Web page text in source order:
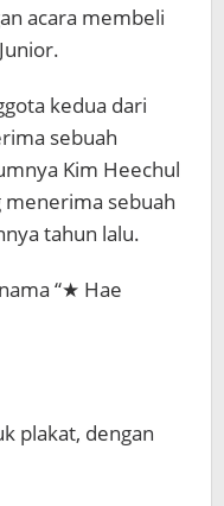
acara membeli
kedua dari
sebuah
Kim Heechul
menerima sebuah
tahun lalu.
“★ Hae
plakat, dengan